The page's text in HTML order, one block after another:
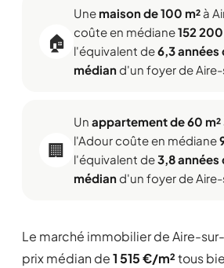
🏠
Une maison de 100 m² à
coûte en médiane152
l'équivalent de6,3 années
médiand'un foyer de
🏢
Un appartement de 60 m²
l'Adour coûte en médiane
l'équivalent de3,8 années
médiand'un foyer de
Le marché immobilier de Aire-
prix médian de1 515 €/m²tous